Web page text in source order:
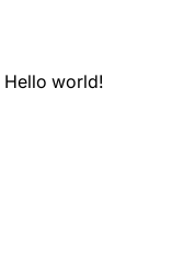
Hello world!